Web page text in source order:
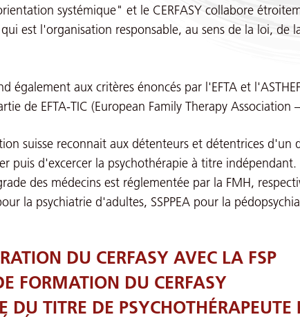
systémique" et le CERFASY collabore
est l'organisation responsable, au sens de la loi, de
également aux critères énoncés par l'EFTA et
de EFTA-TIC (European Family Therapy
suisse reconnait aux détenteurs et détentrices d'un
puis d'excercer la psychothérapie à titre indépendant.
des médecins est réglementée par la FMH,
la psychiatrie d'adultes, SSPPEA pour la
DU CERFASY AVEC LA FSP
FORMATION DU CERFASY
DU TITRE DE PSYCHOTHÉRAPEUTE